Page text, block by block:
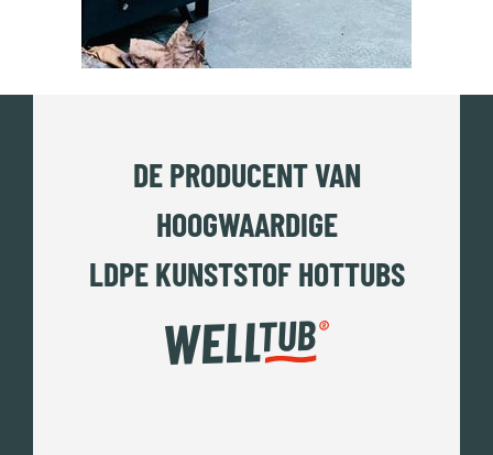
DE PRODUCENT VAN
HOOGWAARDIGE
LDPE KUNSTSTOF HOTTUBS